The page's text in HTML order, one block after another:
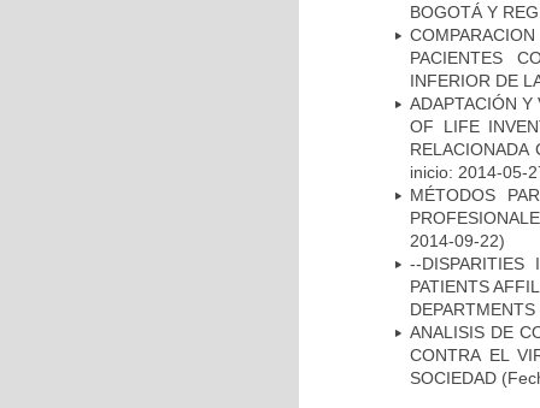
BOGOTÁ Y
PACIENTES
INFERIOR DE
ADAPTACIÓN
OF LIFE
inicio: 2014-05-
MÉTODOS
2014-09-22)
--DISPARITIES
PATIENTS
ANALISIS DE
CONTRA EL
SOCIEDAD